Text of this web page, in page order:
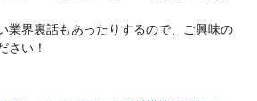
業界裏話もあったりするので、ご興味の
さい！